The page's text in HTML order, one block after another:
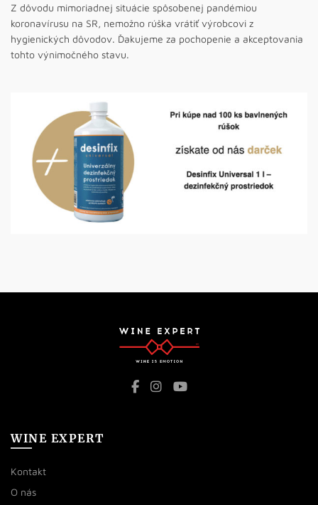
Z dôvodu mimoriadnej situácie spôsobenej pandémiou
koronavírusu na SR, nemožno rúška vrátiť výrobcovi z
hygienických dôvodov. Ďakujeme za pochopenie a akceptovania
tohto výnimočného stavu.
WINE EXPERT
Kontakt
O nás